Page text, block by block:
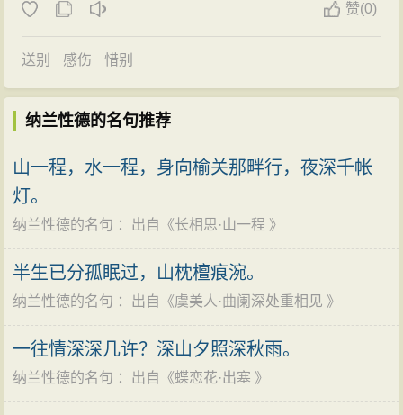
赞(0)
送别 感伤 惜别
纳兰性德的名句推荐
山一程，水一程，身向榆关那畔行，夜深千帐
灯。
纳兰性德的名句 ：出自《长相思·山一程 》
半生已分孤眠过，山枕檀痕涴。
纳兰性德的名句 ：出自《虞美人·曲阑深处重相见 》
一往情深深几许？深山夕照深秋雨。
纳兰性德的名句 ：出自《蝶恋花·出塞 》